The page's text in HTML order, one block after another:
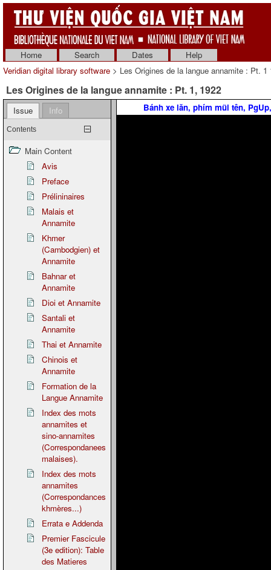
Home Search Dates
Help
Veridian digital library software > Les Origines de la langue annamite : Pt. 1
Les Origines de la langue annamite : Pt. 1, 1922
Issue Info
Contents
Main Content
Avis
Preface
Prélininaires
Malais et
Annamite
Khmer
(Cambodgien) et
Annamite
Bahnar et
Annamite
Dioi et Annamite
Santali et
Annamite
Thai et Annamite
Chinois et
Annamite
Formation de la
Langue Annamite
Index des mots
annamites et
sino-annamites
(Correspondanees
malaises).
Index des mots
annamites
(Correspondances
khmères...)
Errata e Addenda
Premier Fascicule
(3e edition): Table
des Matieres
Bánh xe lăn, phím mũi tên,